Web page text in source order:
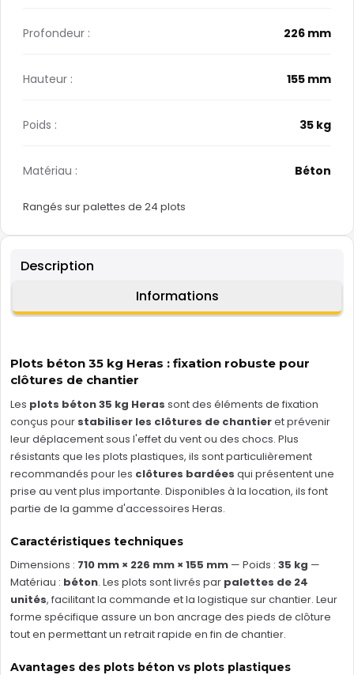
Description
Informations
Plots béton 35 kg Heras : fixation robuste pour
clôtures de chantier
Les plots béton 35 kg Heras sont des éléments de fixation
conçus pour stabiliser les clôtures de chantieret prévenir
leur déplacement sous l'effet du vent ou des chocs. Plus
résistants que les plots plastiques, ils sont particulièrement
recommandés pour les clôtures bardées qui présentent une
prise au vent plus importante. Disponibles à la location, ils font
partie de la gamme d'accessoires Heras.
Caractéristiques techniques
Dimensions : 710 mm × 226 mm × 155 mm — Poids : 35 kg —
Matériau : béton. Les plots sont livrés par palettes de 24
unités, facilitant la commande et la logistique sur chantier. Leur
forme spécifique assure un bon ancrage des pieds de clôture
tout en permettant un retrait rapide en fin de chantier.
Avantages des plots béton vs plots plastiques
Profondeur : 226 mm
Hauteur : 155 mm
Poids : 35 kg
Matériau : Béton
Rangés sur palettes de 24 plots